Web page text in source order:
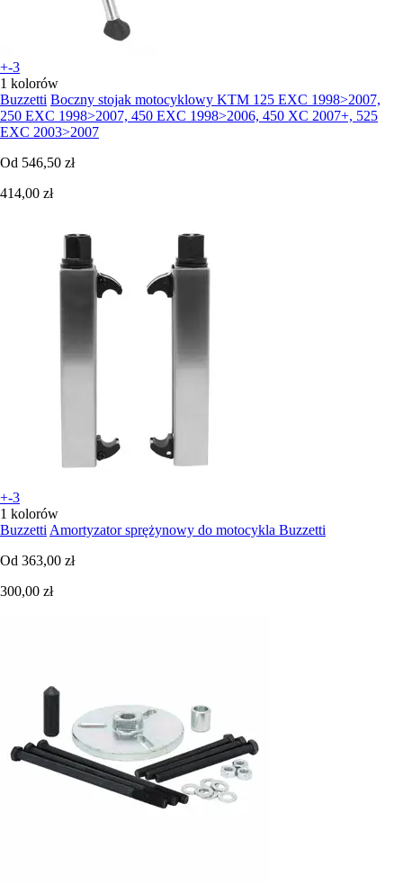
+-3
1 kolorów
Buzzetti Boczny stojak motocyklowy KTM 125 EXC 1998>2007,
250 EXC 1998>2007, 450 EXC 1998>2006, 450 XC 2007+, 525
EXC 2003>2007
Od 546,50 zł
414,00 zł
+-3
1 kolorów
Buzzetti Amortyzator sprężynowy do motocykla Buzzetti
Od 363,00 zł
300,00 zł